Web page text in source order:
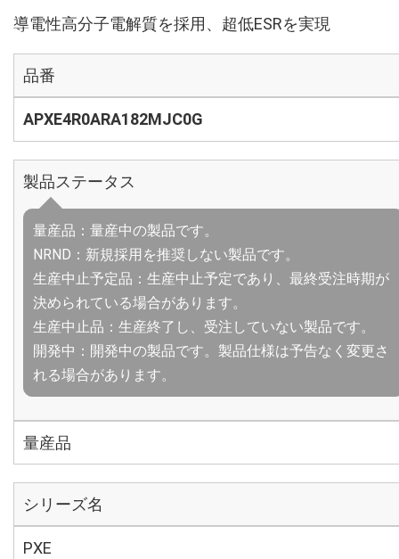
導電性高分子電解質を採用、超低ESRを実現
品番
APXE4R0ARA182MJC0G
製品ステータス
量産品：量産中の製品です。
NRND：新規採用を推奨しない製品です。
生産中止予定品：生産中止予定であり、最終受注時期が
決められている場合があります。
生産中止品：生産終了し、受注していない製品です。
開発中：開発中の製品です。製品仕様は予告なく変更さ
れる場合があります。
量産品
シリーズ名
PXE